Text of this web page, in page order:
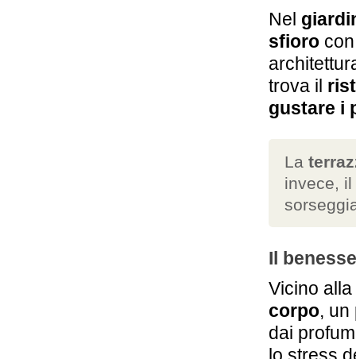
Nel
sfioro
trova il
gustare i
La
invece,
Il
Vicino
corpo, un
dai